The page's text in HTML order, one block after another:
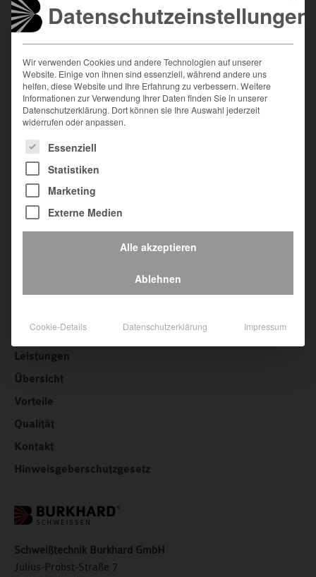
News & Presse
Messetermine
Über uns
Karriere
Kontakt
Löttechnik Burkhard GmbH & Co. KG
Julius-Probst-Straße 9
D-87600 Kaufbeuren
loettechnik@burkhard-group.com
Leistungen
Übersicht
Vorteile
Qualität
Kontakt
Hinweisgeberschutzgesetz
Schweißtechnik Burkhard GmbH
Julius-Probst-Straße 7
Datenschutzeinstellungen
Wir verwenden Cookies und andere Technologien auf unserer
Website. Einige von ihnen sind essenziell, während andere uns
helfen, diese Website und Ihre Erfahrung zu verbessern. Weitere
Informationen zur Verwendung Ihrer Daten finden Sie in unserer
Datenschutzerklärung. Dort können sie Ihre Auswahl jederzeit
widerrufen oder anpassen.
Es folgt eine Liste der Service-Gruppen, für die eine
Essenziell
Statistiken
Marketing
Externe Medien
Alle akzeptieren
Ablehnen
Cookie-Details Datenschutzerklärung Impressum